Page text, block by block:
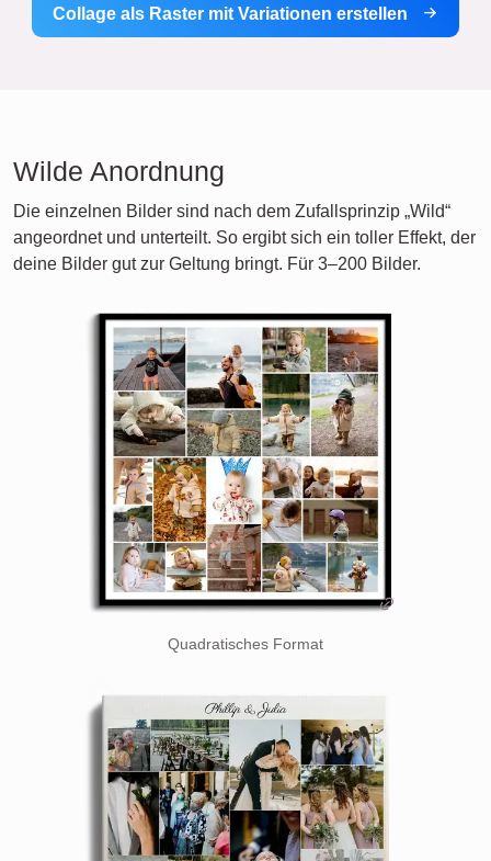
Collage als Raster mit Variationen erstellen
Wilde Anordnung
Die einzelnen Bilder sind nach dem Zufallsprinzip „Wild“
angeordnet und unterteilt. So ergibt sich ein toller Effekt, der
deine Bilder gut zur Geltung bringt. Für 3–200 Bilder.
Quadratisches Format